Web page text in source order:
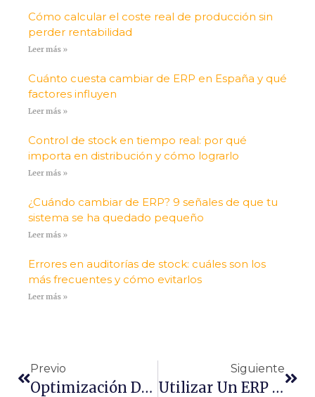
Cómo calcular el coste real de producción sin
perder rentabilidad
Leer más »
Cuánto cuesta cambiar de ERP en España y qué
factores influyen
Leer más »
Control de stock en tiempo real: por qué
importa en distribución y cómo lograrlo
Leer más »
¿Cuándo cambiar de ERP? 9 señales de que tu
sistema se ha quedado pequeño
Leer más »
Errores en auditorías de stock: cuáles son los
más frecuentes y cómo evitarlos
Leer más »
Previo
Optimización De Caducidades: El Dolor De Cabeza De Los Artículos Perecederos
Siguiente
Utilizar Un ERP Facilita La Toma De Decisiones E Impulsa La Inteligencia De Negocio